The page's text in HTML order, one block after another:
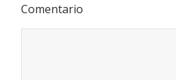
Comentario